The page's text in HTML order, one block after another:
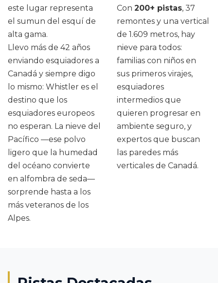
este lugar representa
el sumun del esquí de
alta gama.
Llevo más de 42 años
enviando esquiadores a
Canadá y siempre digo
lo mismo: Whistler es el
destino que los
esquiadores europeos
no esperan. La nieve del
Pacífico —ese polvo
ligero que la humedad
del océano convierte
en alfombra de seda—
sorprende hasta a los
más veteranos de los
Alpes.
Con 200+ pistas, 37
remontes y una vertical
de 1.609 metros, hay
nieve para todos:
familias con niños en
sus primeros virajes,
esquiadores
intermedios que
quieren progresar en
ambiente seguro, y
expertos que buscan
las paredes más
verticales de Canadá.